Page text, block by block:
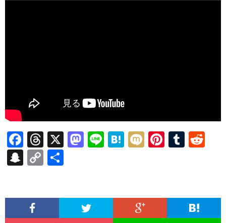
F
ac
e
o
T
hr
ea
X
M
o
Li H
a
M Pi
t
T
r
t
S
pc
C